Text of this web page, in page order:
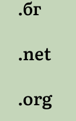
.бг
.net
.org